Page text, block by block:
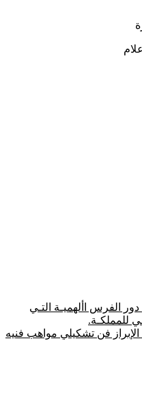
الفرس األهميـة التـي
للمملكـة.
فن تشكيلي مواهب فنيه